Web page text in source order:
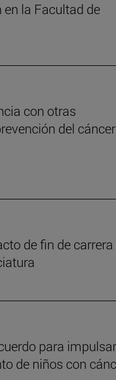
la Facultad de
con otras
del
de fin de carrera
para
de niños con